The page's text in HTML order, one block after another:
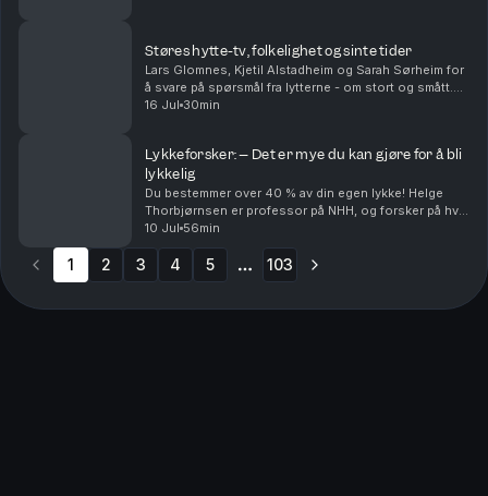
Støres hytte-tv, folkelighet og sinte tider
Lars Glomnes, Kjetil Alstadheim og Sarah Sørheim for
å svare på spørsmål fra lytterne - om stort og smått.
Hvor stor skal en hytte-tv være? Er det mulig å være
16 Jul 30min
Lykkeforsker: – Det er mye du kan gjøre for å bli
lykkelig
Du bestemmer over 40 % av din egen lykke! Helge
Thorbjørnsen er professor på NHH, og forsker på hva
som gjør oss lykkelige. Han forteller hva som er de
verste lykketyvene, og hvilke ting du bør fokuse...
10 Jul 56min
1 2 3 4 5 103